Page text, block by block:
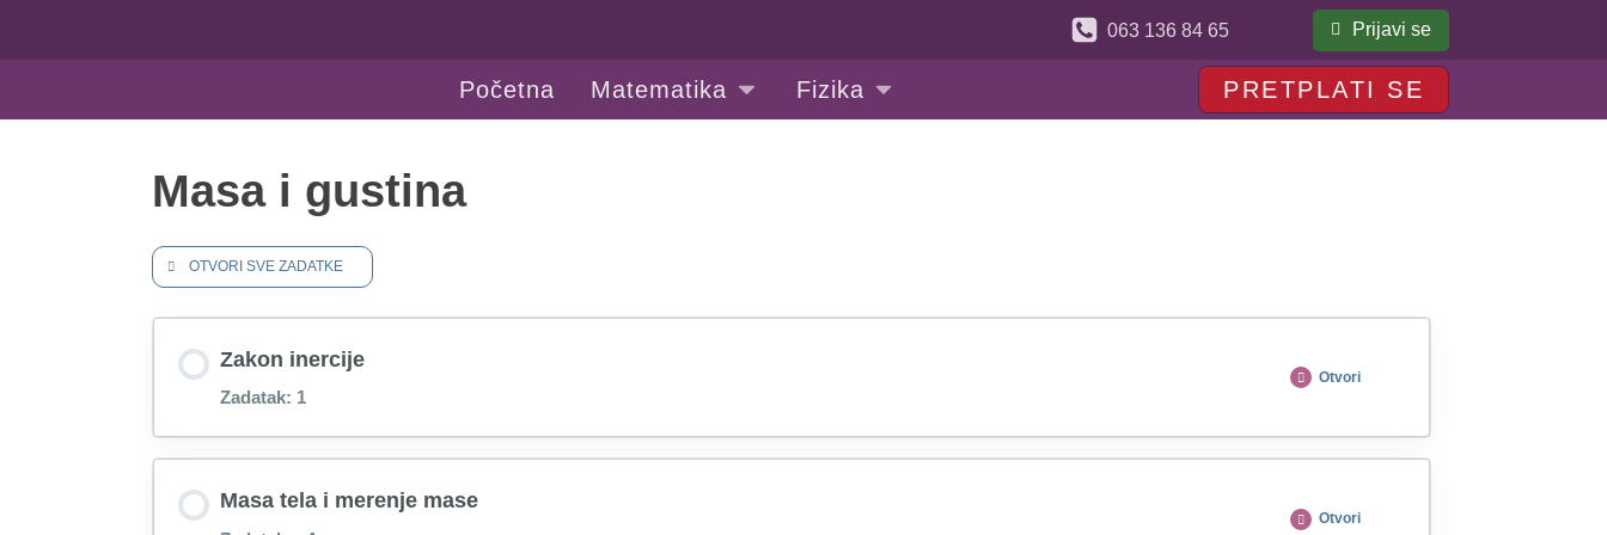
063 136 84 65 Prijavi se
Početna Matematika Fizika PRETPLATI SE
Masa i gustina
OTVORI SVE ZADATKE
Zakon inercije
Zadatak: 1
Otvori
Masa tela i merenje mase
Otvori